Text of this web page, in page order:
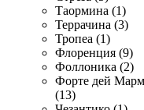
Таормина (1)
Террачина (3)
Тропеа (1)
Флоренция (9)
Фоллоника (2)
Форте дей
(13)